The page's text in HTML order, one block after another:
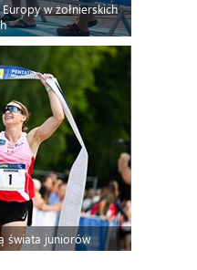
w żołnierskich
świata juniorów